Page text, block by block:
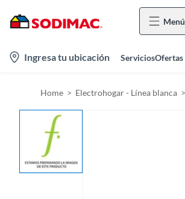
Menú
Ingresa tu ubicación ServiciosOfertas
Home Electrohogar - Línea blanca